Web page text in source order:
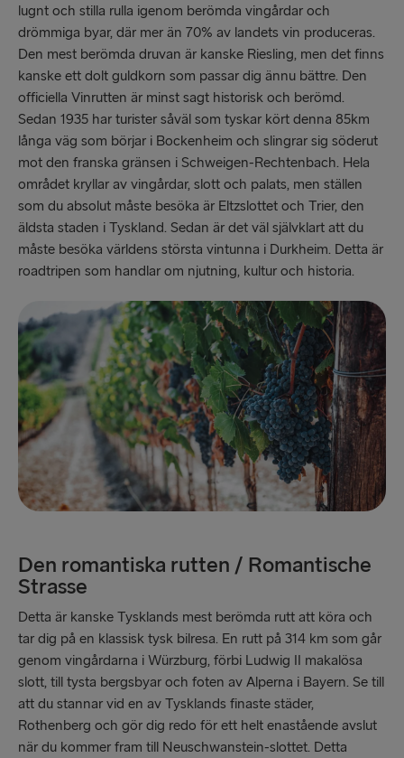
lugnt och stilla rulla igenom berömda vingårdar och
drömmiga byar, där mer än 70% av landets vin produceras.
Den mest berömda druvan är kanske Riesling, men det finns
kanske ett dolt guldkorn som passar dig ännu bättre. Den
officiella Vinrutten är minst sagt historisk och berömd.
Sedan 1935 har turister såväl som tyskar kört denna 85km
långa väg som börjar i Bockenheim och slingrar sig söderut
mot den franska gränsen i Schweigen-Rechtenbach. Hela
området kryllar av vingårdar, slott och palats, men ställen
som du absolut måste besöka är Eltzslottet och Trier, den
äldsta staden i Tyskland. Sedan är det väl självklart att du
måste besöka världens största vintunna i Durkheim. Detta är
roadtripen som handlar om njutning, kultur och historia.
Den romantiska rutten / Romantische
Strasse
Detta är kanske Tysklands mest berömda rutt att köra och
tar dig på en klassisk tysk bilresa. En rutt på 314 km som går
genom vingårdarna i Würzburg, förbi Ludwig II makalösa
slott, till tysta bergsbyar och foten av Alperna i Bayern. Se till
att du stannar vid en av Tysklands finaste städer,
Rothenberg och gör dig redo för ett helt enastående avslut
när du kommer fram till Neuschwanstein-slottet. Detta